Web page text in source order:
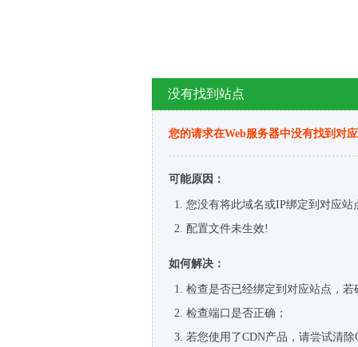
没有找到站点
您的请求在Web服务器中没有找到对
可能原因：
您没有将此域名或IP绑定到对应站
配置文件未生效!
如何解决：
检查是否已经绑定到对应站点，
检查端口是否正确；
若您使用了CDN产品，请尝试清除